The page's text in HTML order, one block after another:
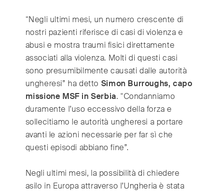
“Negli ultimi mesi, un numero crescente di
nostri pazienti riferisce di casi di violenza e
abusi e mostra traumi fisici direttamente
associati alla violenza. Molti di questi casi
sono presumibilmente causati dalle autorità
ungheresi” ha detto Simon Burroughs, capo
missione MSF in Serbia. “Condanniamo
duramente l’uso eccessivo della forza e
sollecitiamo le autorità ungheresi a portare
avanti le azioni necessarie per far sì che
questi episodi abbiano fine”.
Negli ultimi mesi, la possibilità di chiedere
asilo in Europa attraverso l’Ungheria è stata